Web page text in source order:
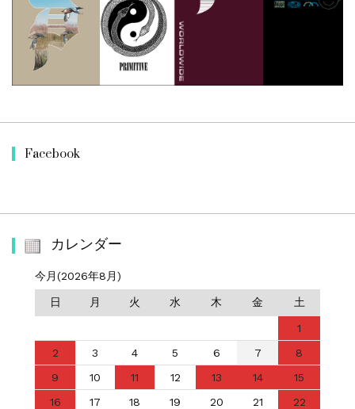
Facebook
カレンダー
今月(2026年8月)
日 月 火 水 木 金 土
1
2
3 4 5 6 7
8
9
10 11 12 13 14
15
16
17 18 19 20 21
22